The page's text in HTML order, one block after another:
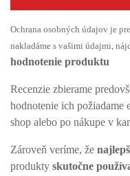
Ochrana osobných údajov je
nakladáme s vašimi údajmi,
hodnotenie produktu
Recenzie zbierame
hodnotenie ich požiadame
shop alebo po nákupe v
Zároveň veríme, že
produkty skutočne